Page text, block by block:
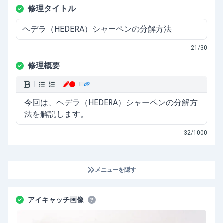
修理タイトル
21 /30
修理概要
今回は、ヘデラ（HEDERA）シャーペンの分解方
法を解説します。
32/1000
メニューを隠す
アイキャッチ画像